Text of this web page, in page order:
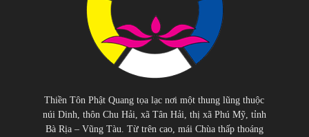
Thiền Tôn Phật Quang tọa lạc nơi một thung lũng thuộc
núi Dinh, thôn Chu Hải, xã Tân Hải, thị xã Phú Mỹ, tỉnh
Bà Rịa – Vũng Tàu. Từ trên cao, mái Chùa thấp thoáng